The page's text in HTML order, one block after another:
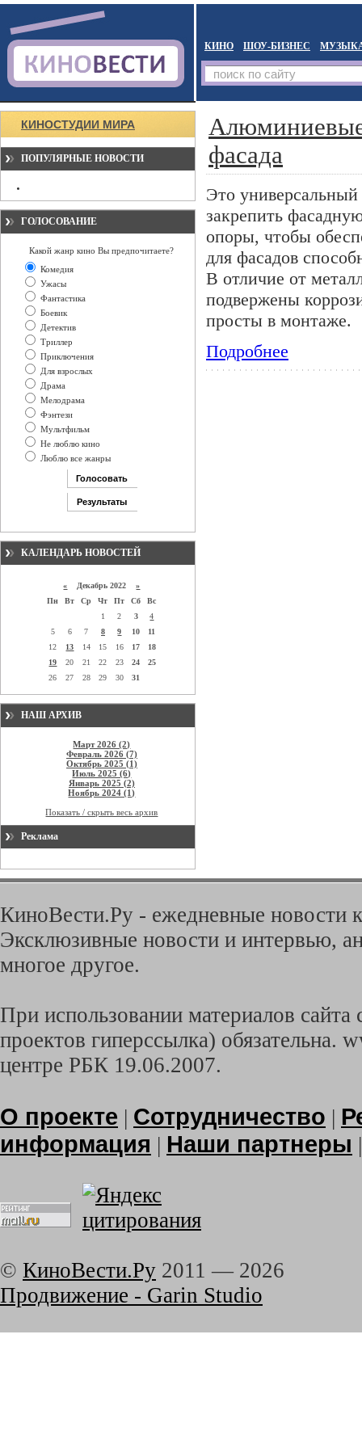
КИНО ШОУ-БИЗНЕС
КИНОСТУДИИ МИРА
ПОПУЛЯРНЫЕ НОВОСТИ
ГОЛОСОВАНИЕ
Какой жанр кино Вы предпочитаете?
Комедия
Ужасы
Фантастика
Боевик
Детектив
Триллер
Приключения
Для взрослых
Драма
Мелодрама
Фэнтези
Мультфильм
Не люблю кино
Люблю все жанры
КАЛЕНДАРЬ НОВОСТЕЙ
« Декабрь 2022»
Пн
Вт Ср Чт Пт Сб
Вс
1
2 3
4
5
6 7 8 9 10
11
12
13 14 15 16 17
18
19
20 21 22 23 24
25
26
27 28 29 30 31
НАШ АРХИВ
Март 2026 (2)
Февраль 2026 (7)
Октябрь 2025 (1)
Июль 2025 (6)
Январь 2025 (2)
Ноябрь 2024 (1)
Показать / скрыть весь архив
Реклама
фасада
Это
закрепить
опоры, чтобы
для фасадов
В отличие от
подвержены
просты в монтаже.
Подробнее
КиноВести.Ру - ежедневные новости
Эксклюзивные новости и интервью,
многое другое.
При использовании материалов
проектов гиперссылка) обязательна.
центре РБК 19.06.2007.
О проекте | Сотрудничество |
информация | Наши партнеры
© КиноВести.Ру 2011 — 2026
Продвижение - Garin Studio